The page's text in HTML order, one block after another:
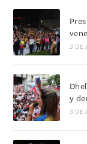
3 DE
y
3 DE